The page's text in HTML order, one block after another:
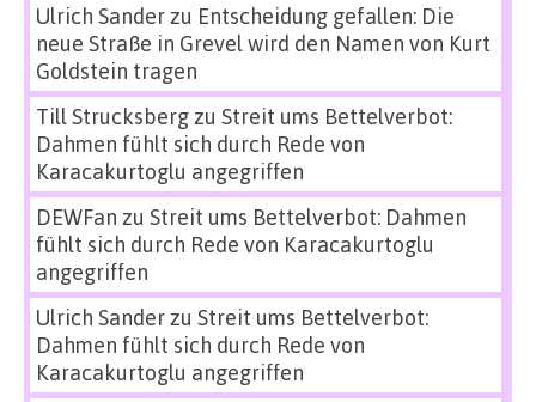
Ulrich Sanderzu Entscheidung gefallen: Die
neue Straße in Grevel wird den Namen von Kurt
Goldstein tragen
Till Strucksbergzu Streit ums Bettelverbot:
Dahmen fühlt sich durch Rede von
Karacakurtoglu angegriffen
DEWFan zu Streit ums Bettelverbot: Dahmen
fühlt sich durch Rede von Karacakurtoglu
angegriffen
Ulrich Sanderzu Streit ums Bettelverbot:
Dahmen fühlt sich durch Rede von
Karacakurtoglu angegriffen